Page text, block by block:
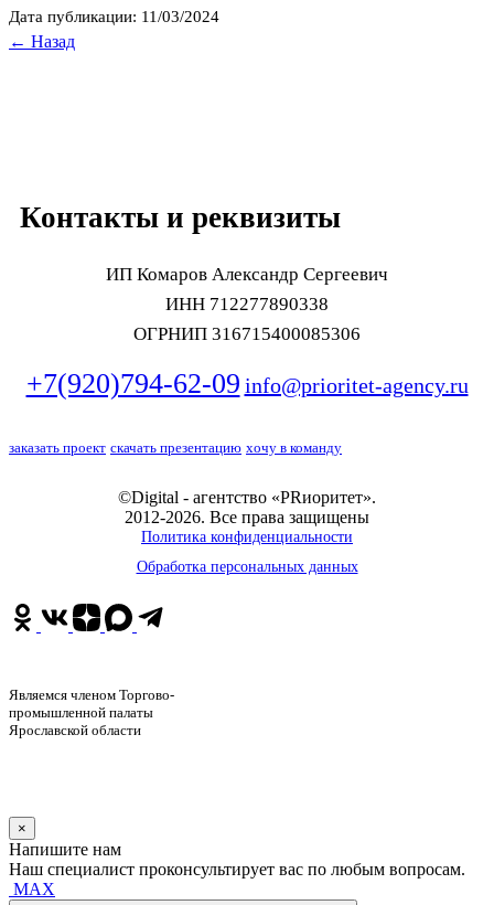
Дата публикации: 11/03/2024
← Назад
Контакты и реквизиты
ИП Комаров Александр Сергеевич
ИНН 712277890338
ОГРНИП 316715400085306
+7(920)794-62-09 info@prioritet-agency.ru
заказать проект скачать презентацию хочу в команду
©Digital - агентство «PRиоритет».
2012-2026. Все права защищены
Политика конфиденциальности
Обработка персональных данных
Являемся членом Торгово-
промышленной палаты
Ярославской области
×
Напишите нам
Наш специалист проконсультирует вас по любым вопросам.
MAX